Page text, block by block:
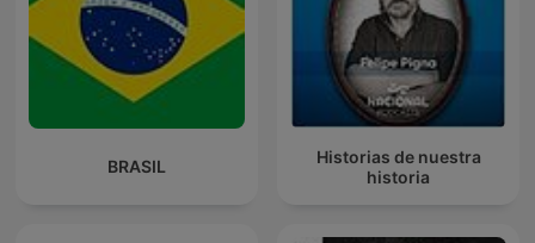
BRASIL
Historias de nuestra
historia